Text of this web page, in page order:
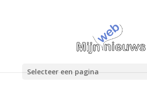
Selecteer een pagina